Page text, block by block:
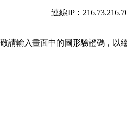
連線
請輸入畫面中的圖形驗證碼，以